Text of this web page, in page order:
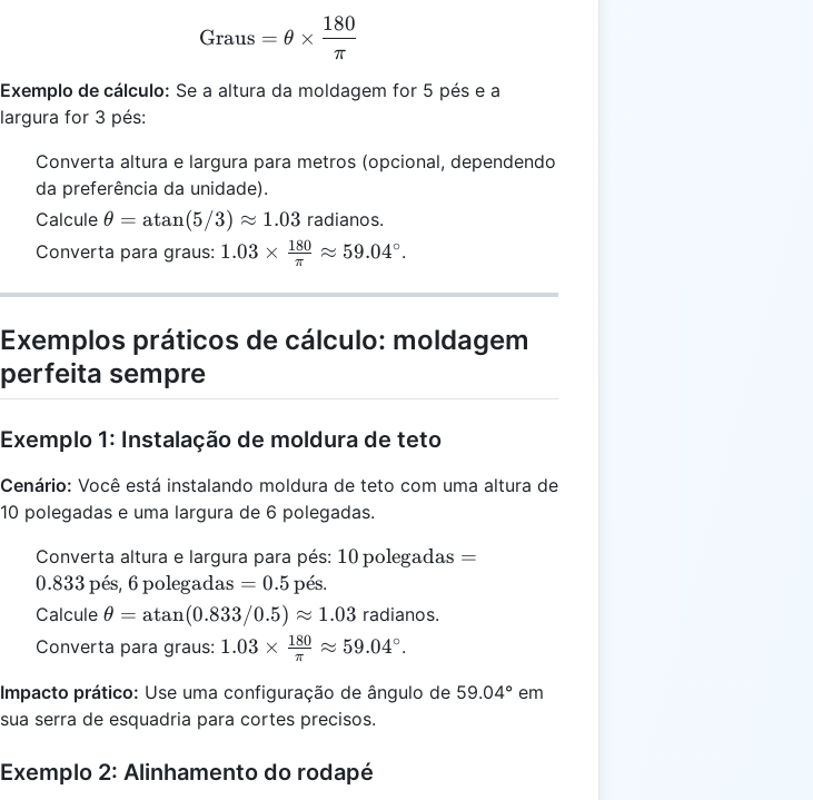
\text{Graus} = θ \times \frac{180}{\pi}
Graus = θ ×
π
180
Exemplo de cálculo: Se a altura da moldagem for 5 pés e a
largura for 3 pés:
Converta altura e largura para metros (opcional, dependendo
da preferência da unidade).
Calcule θ =
\text{atan}
(5 / 3)
\approx
θ = atan(5/3) ≈ 1.03 radianos.
Converta para graus: 1.03 \times
{\pi}
\approx
59.04^\circ
1.03 × π
180 ≈ 59.04∘.
Exemplos práticos de cálculo: moldagem
perfeita sempre
Exemplo 1: Instalação de moldura de teto
Cenário: Você está instalando moldura de teto com uma altura de
10 polegadas e uma largura de 6 polegadas.
Converta altura e largura para pés: 10 \,
= 0.833 \,
\text{pés}
10polegadas =
0.833pe
ˊs,6 \,
\text{polegadas}
= 0.5 \,
\text{pés}
6 polegadas = 0.5 pe
ˊs.
Calcule θ =
\text{atan}
(0.833 /
0.5)
\approx
θ = atan(0.833/0.5) ≈ 1.03 radianos.
Converta para graus: 1.03 \times
{\pi}
\approx
1.03 × π
180 ≈ 59.04∘.
Impacto prático: Use uma configuração de ângulo de 59.04° em
sua serra de esquadria para cortes precisos.
Exemplo 2: Alinhamento do rodapé